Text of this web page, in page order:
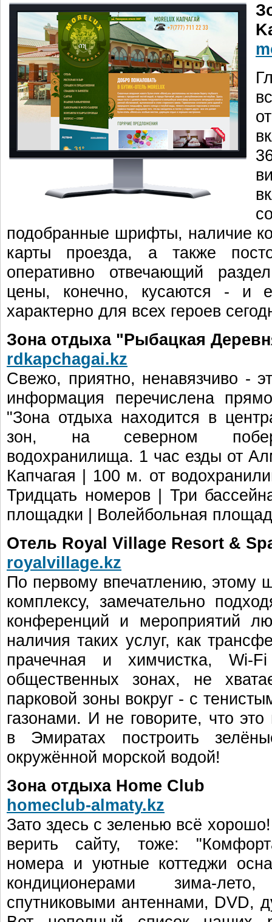
подобранные шрифты, наличие
карты проезда, а также
оперативно отвечающий
цены, конечно, кусаются - и
характерно для всех героев
Зона отдыха "Рыбацкая
rdkapchagai.kz
Свежо, приятно, ненавязчиво -
информация перечислена
"Зона отдыха находится в
зон, на северном
водохранилища. 1 час езды от
Капчагая | 100 м. от
Тридцать номеров | Три
площадки | Волейбольная
Отель Royal Village Resort &
royalvillage.kz
По первому впечатлению, этому
комплексу, замечательно
конференций и мероприятий
наличия таких услуг, как
прачечная и химчистка,
общественных зонах, не
парковой зоны вокруг - с
газонами. И не говорите, что
в Эмиратах построить
окружённой морской водой!
Зона отдыха Home Club
homeclub-almaty.kz
Зато здесь с зеленью всё
верить сайту, тоже:
номера и уютные коттеджи
кондиционерами зима-
спутниковыми антеннами,